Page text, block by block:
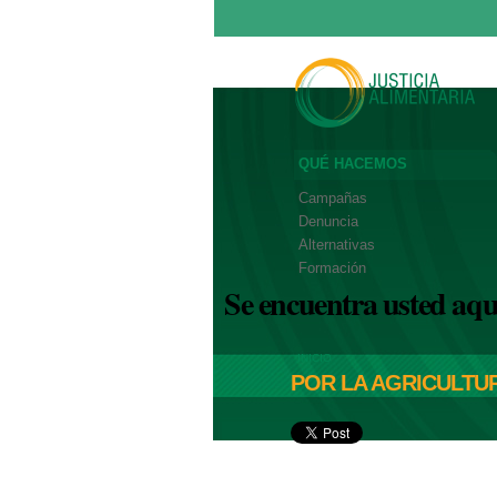
QUÉ HACEMOS
Campañas
Denuncia
Alternativas
Formación
Se encuentra usted
INICIO
POR LA